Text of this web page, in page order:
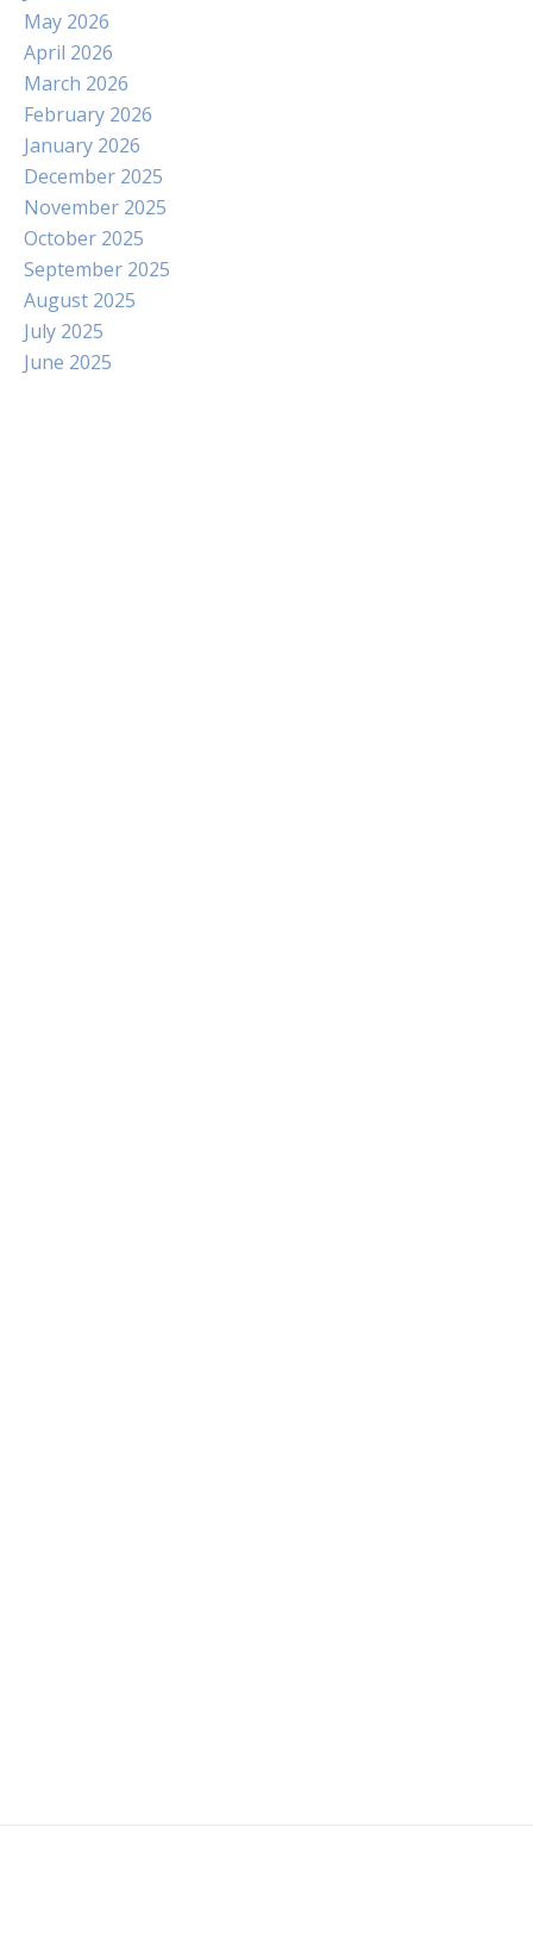
May 2026
April 2026
March 2026
February 2026
January 2026
December 2025
November 2025
October 2025
September 2025
August 2025
July 2025
June 2025